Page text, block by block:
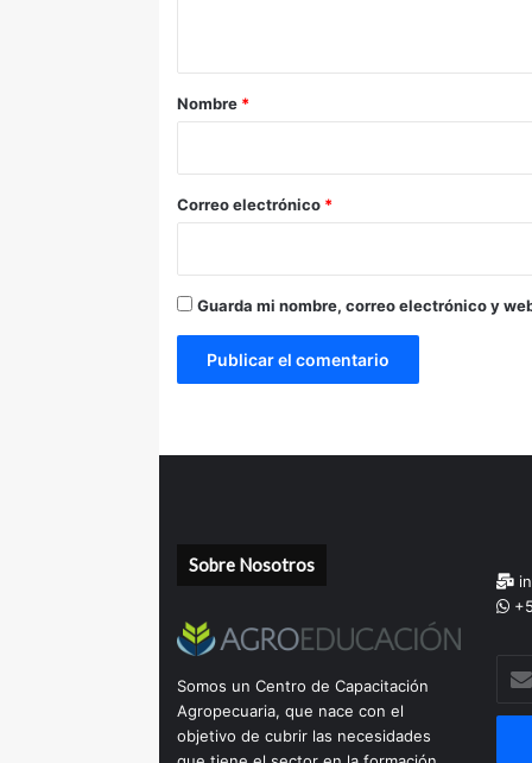
r
*
Nombre *
Correo electrónico *
Guarda mi nombre, correo electrónico y
Sobre Nosotros
Somos un Centro de Capacitación
Agropecuaria, que nace con el
objetivo de cubrir las necesidades
tu